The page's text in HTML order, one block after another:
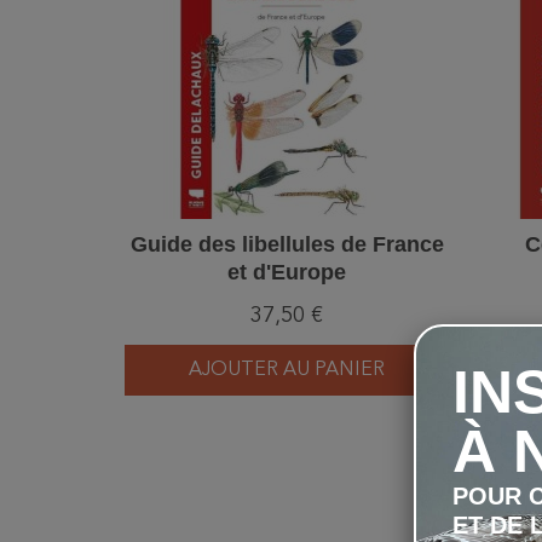
Guide des libellules de France
et d'Europe
37,50 €
AJOUTER AU PANIER
À
POUR
ET DE